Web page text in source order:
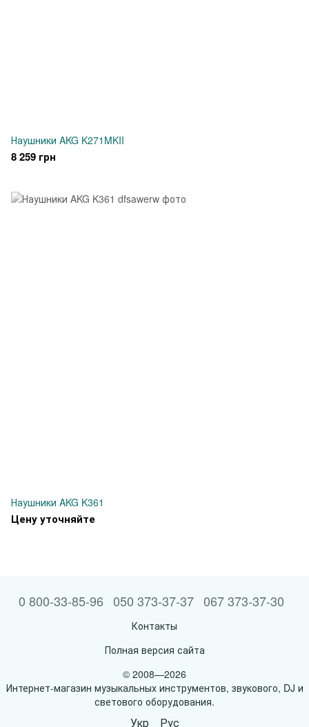
Наушники AKG K271MKII
8 259 грн
Наушники AKG K361
Цену уточняйте
0 800-33-85-96 050 373-37-37 067 373-37-30
Контакты
Полная версия сайта
© 2008—2026
Интернет-магазин музыкальных инструментов, звукового, DJ и
светового оборудования.
Укр Рус